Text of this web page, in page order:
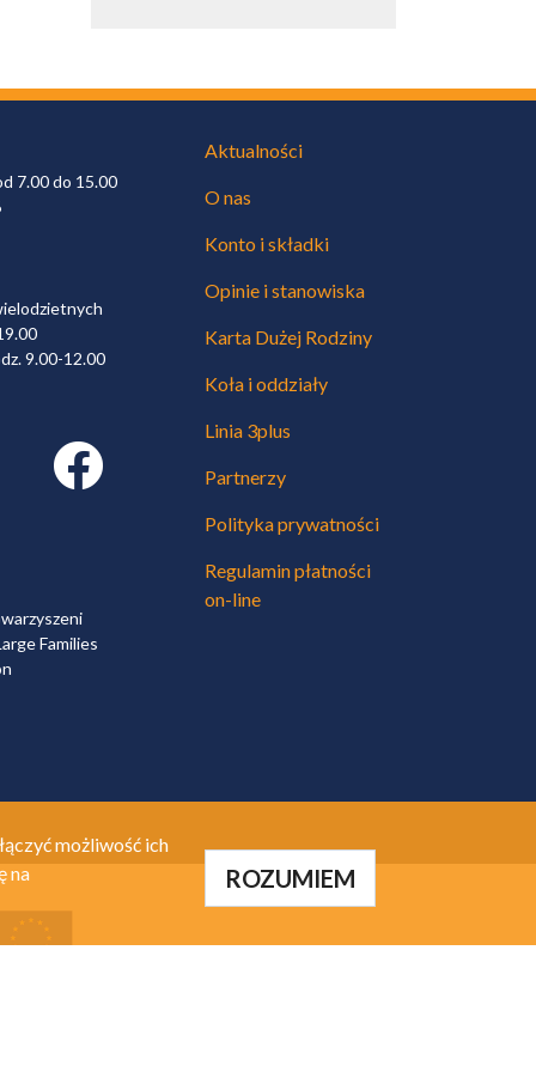
7.00 do 15.00
9.00-12.00
Facebook link
Families
Aktualności
O nas
Konto i składki
Opinie i stanowiska
Karta Dużej Rodziny
Koła i oddziały
Linia 3plus
Partnerzy
Polityka prywatności
Regulamin płatności
on-line
możliwość ich
na
ROZUMIEM